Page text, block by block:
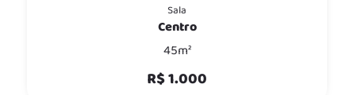
Sala
Centro
45m²
R$ 1.000